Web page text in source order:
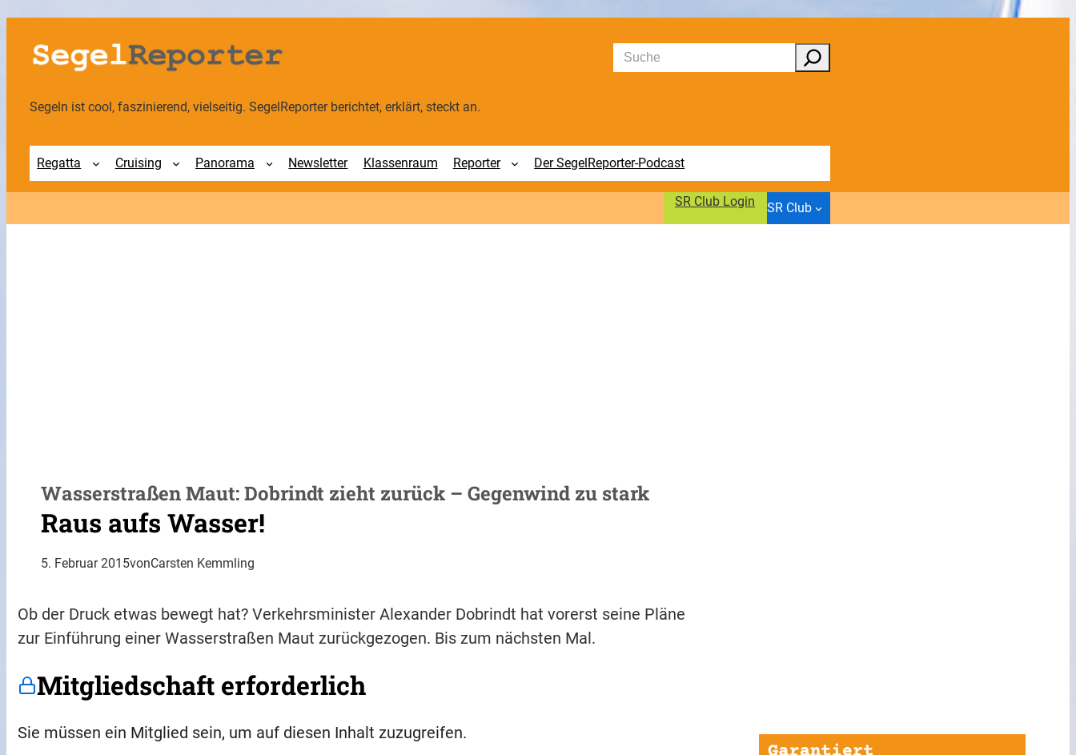
Zum
Inhalt
springen
Suchen
Segeln ist cool, faszinierend, vielseitig. SegelReporter berichtet, erklärt, steckt an.
Regatta Cruising Panorama Newsletter Klassenraum Reporter Der SegelReporter-Podcast
SR Club Login SR Club
Wasserstraßen Maut: Dobrindt zieht zurück – Gegenwind zu stark
Raus aufs Wasser!
5. Februar 2015vonCarsten Kemmling
Ob der Druck etwas bewegt hat? Verkehrsminister Alexander Dobrindt hat vorerst seine Pläne
zur Einführung einer Wasserstraßen Maut zurückgezogen. Bis zum nächsten Mal.
Mitgliedschaft erforderlich
Sie müssen ein Mitglied sein, um auf diesen Inhalt zuzugreifen.